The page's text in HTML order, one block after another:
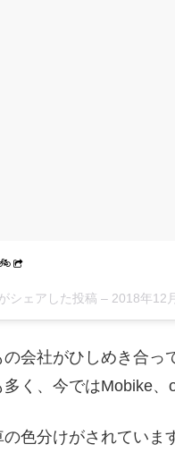
シェアした投稿 – 2018年12
会社がひしめき合
く、今ではMobike
色分けがされてい